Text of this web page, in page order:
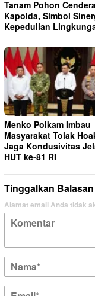
Tanam Pohon
Kapolda, Simbol
Kepedulian
Menko Polkam Imbau
Masyarakat Tolak
Jaga Kondusivitas
HUT ke-81 RI
Tinggalkan Balasan
Alamat email Anda tidak